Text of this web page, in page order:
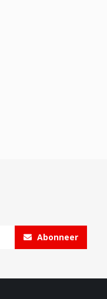
Abonneer